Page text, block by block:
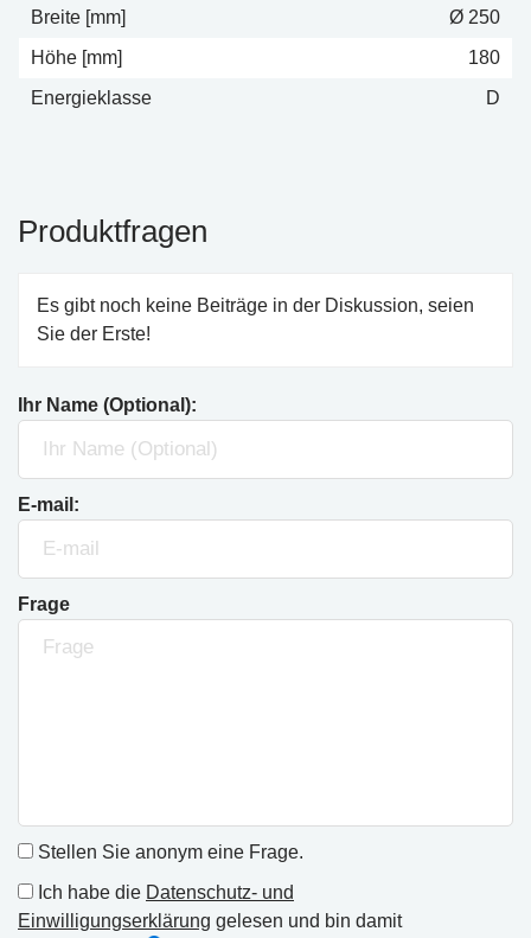
Breite [mm]
Ø 250
Höhe [mm]
180
Energieklasse
D
Produktfragen
Es gibt noch keine Beiträge in der Diskussion, seien
Sie der Erste!
Ihr Name (Optional):
E-mail:
Frage
Stellen Sie anonym eine Frage.
Ich habe die Datenschutz- und
Einwilligungserklärung gelesen und bin damit